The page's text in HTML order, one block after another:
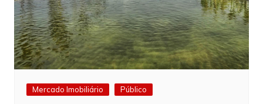
Mercado Imobiliário Público